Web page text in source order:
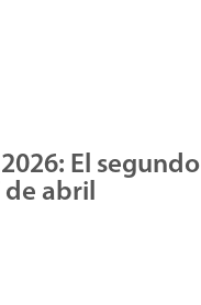
El segundo
abril